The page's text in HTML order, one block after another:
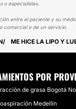
o especialistas.
entre el paciente y su
comercial o de un servicio.
ME HICE LA LIPO Y
POR
de grasa Bogotá
Medellín